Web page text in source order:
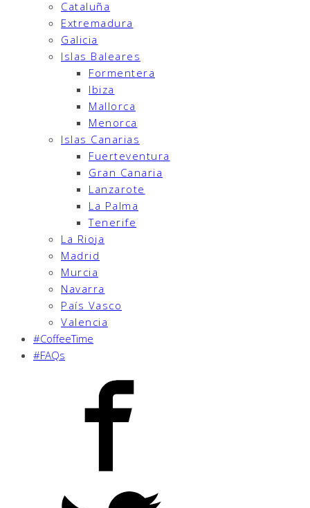
Cataluña
Extremadura
Galicia
Islas Baleares
Formentera
Ibiza
Mallorca
Menorca
Islas Canarias
Fuerteventura
Gran Canaria
Lanzarote
La Palma
Tenerife
La Rioja
Madrid
Murcia
Navarra
País Vasco
Valencia
#CoffeeTime
#FAQs